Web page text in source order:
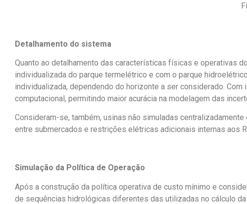
Detalhamento do sistema
Quanto ao detalhamento das características físicas e operativas
individualizada do parque termelétrico e com o parque
individualizada, dependendo do horizonte a ser considerado. Com
computacional, permitindo maior acurácia na modelagem das
Consideram-se, também, usinas não simuladas
entre submercados e restrições elétricas adicionais internas aos
Simulação da Política de Operação
Após a construção da política operativa de custo mínimo e
de sequências hidrológicas diferentes das utilizadas no cálculo